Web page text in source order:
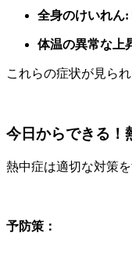
全身のけいれん:
体温の異常な上
これらの症状が見ら
今日からできる！
熱中症は適切な対策
予防策：